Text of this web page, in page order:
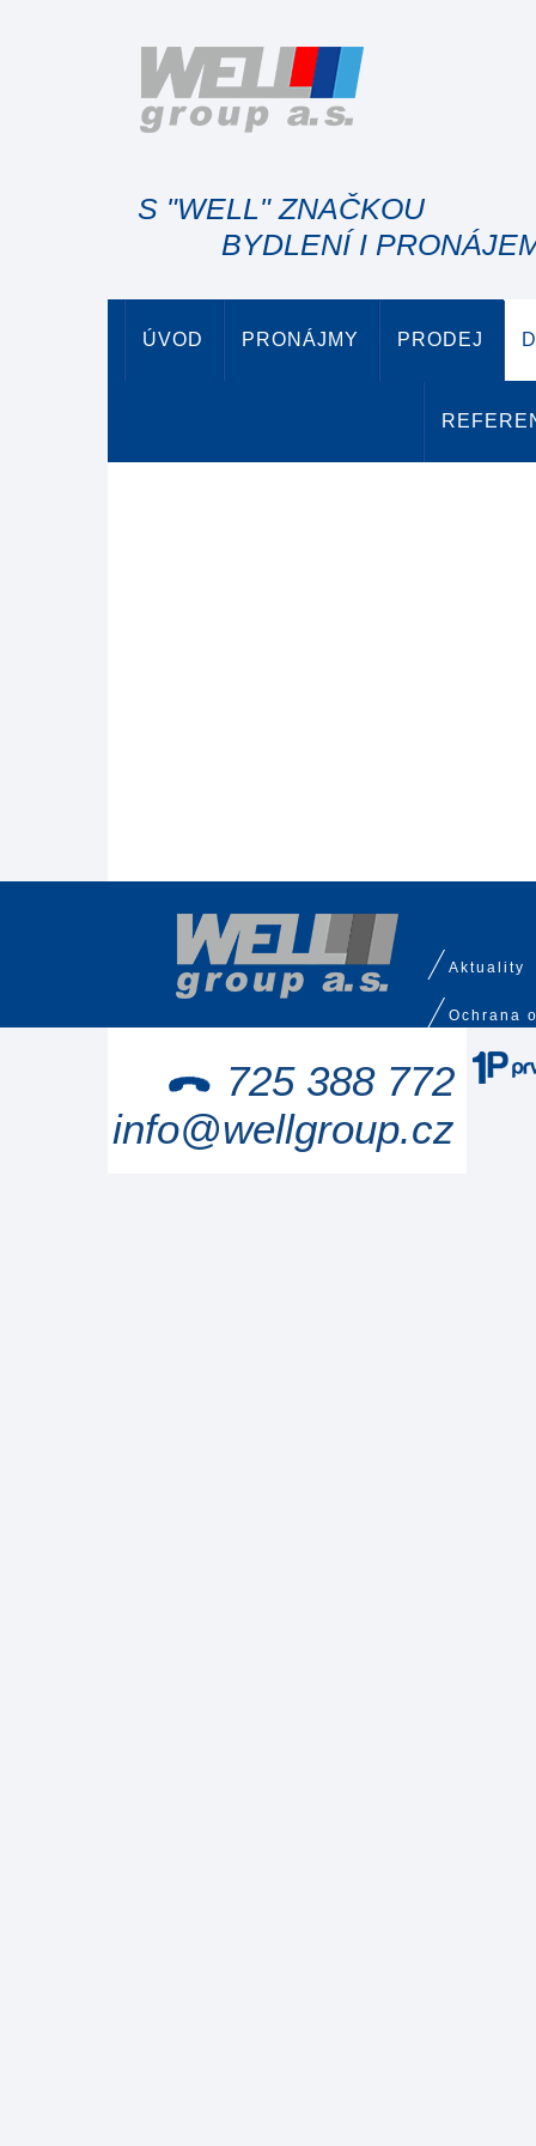
S "WELL" ZNAČKOU
BYDLENÍ I
ÚVOD PRONÁJMY PRODEJ
Aktuality
Ochrana
725 388 772
info@wellgroup.cz